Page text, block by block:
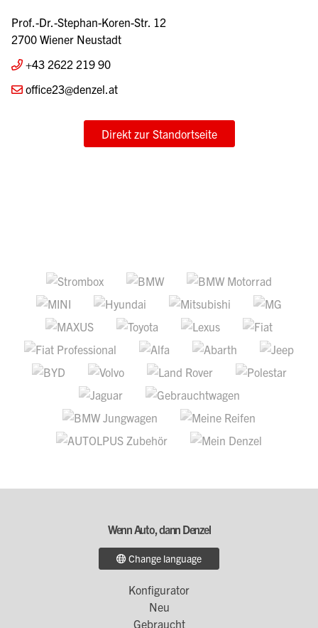
Prof.-Dr.-Stephan-Koren-Str. 12
2700 Wiener Neustadt
+43 2622 219 90
office23@denzel.at
Direkt zur Standortseite
Wenn Auto, dann Denzel
Change language
Konfigurator
Neu
Gebraucht